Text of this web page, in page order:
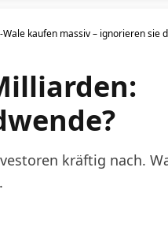
Wale kaufen massiv – ignorieren sie
kräftig nach.